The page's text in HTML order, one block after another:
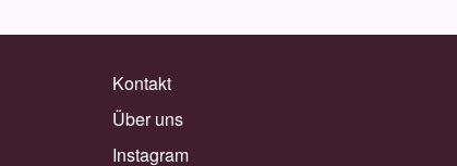
Kontakt
Über uns
Instagram